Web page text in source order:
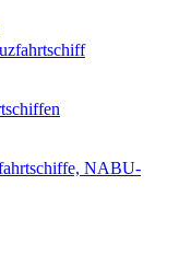
NABU-